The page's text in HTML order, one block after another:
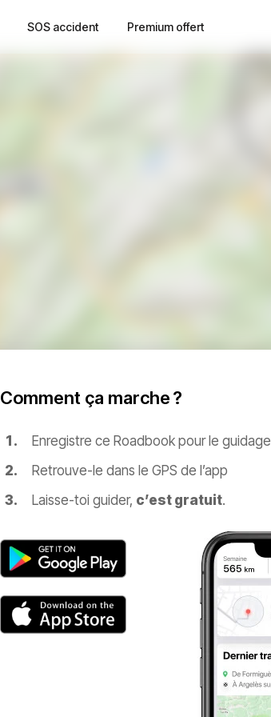
SOS accident Premium offert
Comment ça marche ?
Enregistre ce Roadbook pour le guidage
Retrouve-le dans le GPS de l’app
Laisse-toi guider, c’est gratuit.